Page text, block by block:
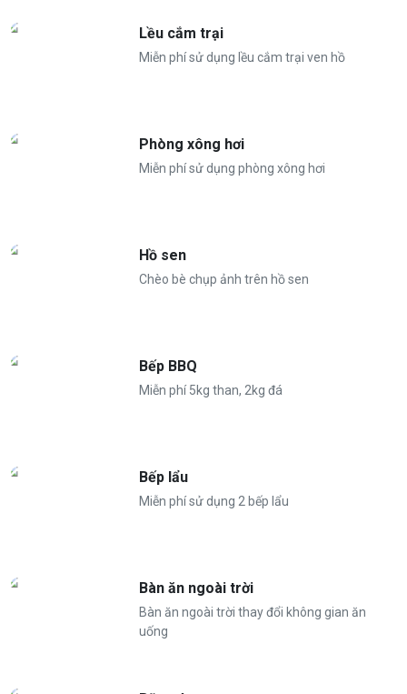
Giá phòng tiêu chuẩn
VND/ người lớn.
Miễn phí phụ thu trẻ em dưới 8 tuổi
Lều cắm trại
Miễn phí sử dụng lều cắm trại ven hồ
Phòng xông hơi
Miễn phí sử dụng phòng xông hơi
Hồ sen
Chèo bè chụp ảnh trên hồ sen
Bếp BBQ
Miễn phí 5kg than, 2kg đá
Bếp lẩu
Miễn phí sử dụng 2 bếp lẩu
Bàn ăn ngoài trời
Bàn ăn ngoài trời thay đổi không gian ăn
uống